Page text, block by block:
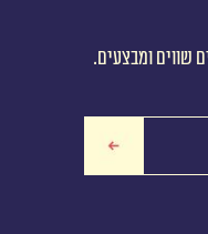
שווים ומבצעים.